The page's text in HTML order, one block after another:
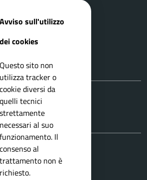
Avviso sull'utilizzo
dei cookies
Questo sito non
utilizza tracker o
cookie diversi da
quelli tecnici
strettamente
necessari al suo
funzionamento. Il
consenso al
trattamento non è
richiesto.